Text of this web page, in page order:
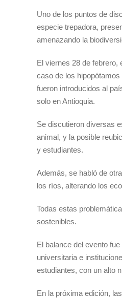
Uno de los puntos de
especie trepadora,
amenazando la
El viernes 28 de febrero,
caso de los
fueron introducidos al
solo en Antioquia.
Se discutieron diversas
animal, y la posible
y estudiantes.
Además, se habló de
los ríos, alterando los
Todas estas
sostenibles.
El balance del evento
universitaria e
estudiantes, con un alto
En la próxima edición,